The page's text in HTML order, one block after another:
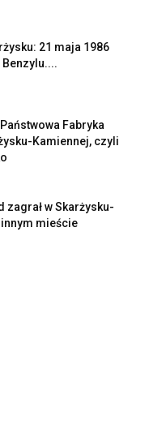
21 maja 1986
Benzylu....
Fabryka
Kamiennej, czyli
zagrał w Skarżysku-
mieście